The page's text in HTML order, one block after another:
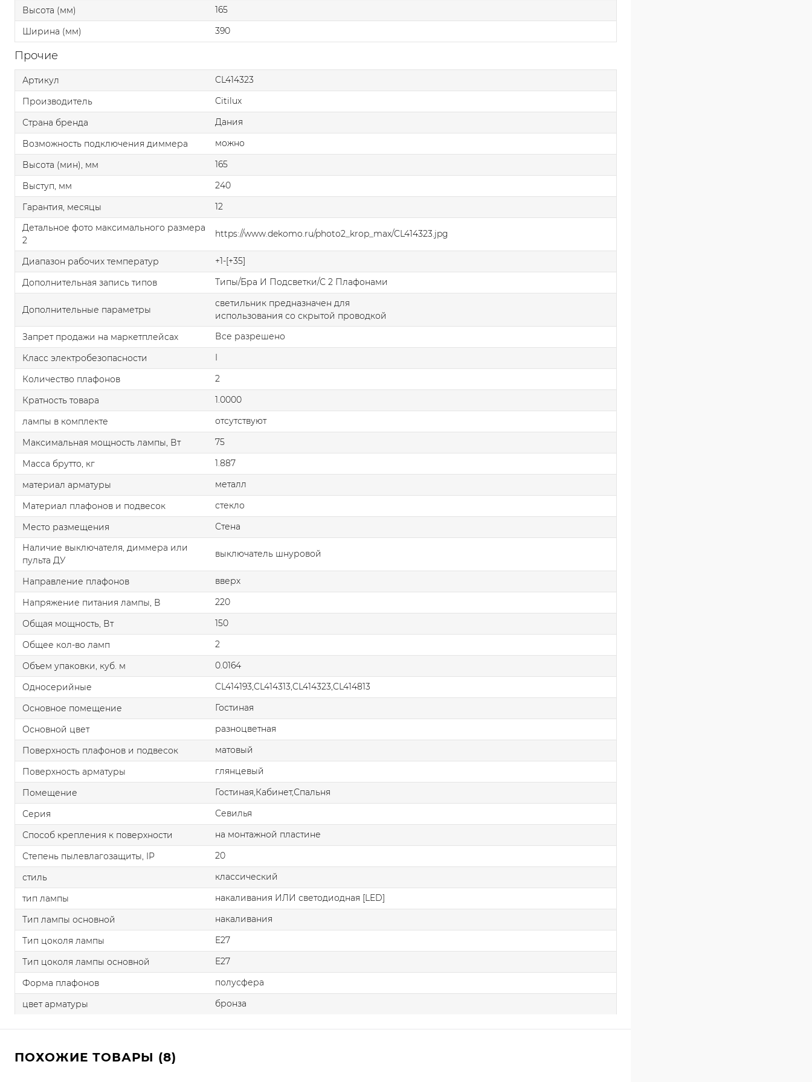
Высота (мм)
165
Ширина (мм)
390
Прочие
Артикул
CL414323
Производитель
Citilux
Страна бренда
Дания
Возможность подключения диммера
можно
Высота (мин), мм
165
Выступ, мм
240
Гарантия, месяцы
12
Детальное фото максимального размера
2
https://www.dekomo.ru/photo2_krop_max/CL414323.jpg
Диапазон рабочих температур
+1-[+35]
Дополнительная запись типов
Типы/Бра И Подсветки/С 2 Плафонами
Дополнительные параметры
светильник предназначен для
использования со скрытой проводкой
Запрет продажи на маркетплейсах
Все разрешено
Класс электробезопасности
I
Количество плафонов
2
Кратность товара
1.0000
лампы в комплекте
отсутствуют
Максимальная мощность лампы, Вт
75
Масса брутто, кг
1.887
материал арматуры
металл
Материал плафонов и подвесок
стекло
Место размещения
Стена
Наличие выключателя, диммера или
пульта ДУ
выключатель шнуровой
Направление плафонов
вверх
Напряжение питания лампы, В
220
Общая мощность, Вт
150
Общее кол-во ламп
2
Объем упаковки, куб. м
0.0164
Односерийные
CL414193,CL414313,CL414323,CL414813
Основное помещение
Гостиная
Основной цвет
разноцветная
Поверхность плафонов и подвесок
матовый
Поверхность арматуры
глянцевый
Помещение
Гостиная,Кабинет,Спальня
Серия
Севилья
Способ крепления к поверхности
на монтажной пластине
Степень пылевлагозащиты, IP
20
стиль
классический
тип лампы
накаливания ИЛИ светодиодная [LED]
Тип лампы основной
накаливания
Тип цоколя лампы
E27
Тип цоколя лампы основной
E27
Форма плафонов
полусфера
цвет арматуры
бронза
ПОХОЖИЕ ТОВАРЫ (8)